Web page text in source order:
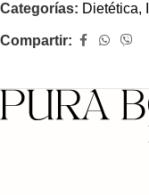
Categorías: Dietética,
Compartir: